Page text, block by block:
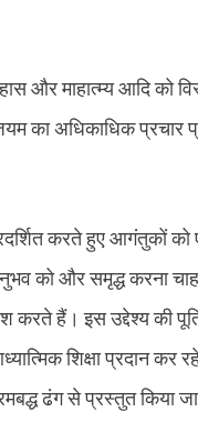
और माहात्म्य आदि को
का अधिकाधिक
करते हुए आगंतुकों
को और समृद्ध करना
हैं। इस उद्देश्य की
शिक्षा प्रदान कर
ढंग से प्रस्तुत किया जा